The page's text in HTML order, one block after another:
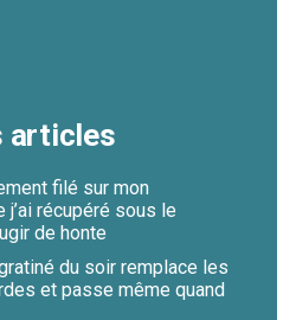
articles
filé sur mon
j’ai récupéré sous le
de honte
du soir remplace les
et passe même quand